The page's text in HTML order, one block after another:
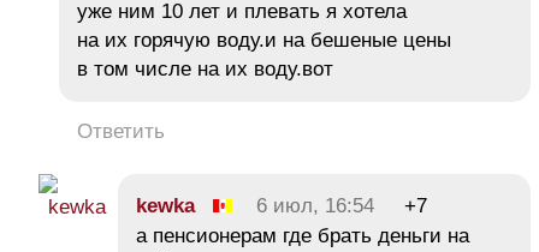
уже ним 10 лет и плевать я хотела
на их горячую воду.и на бешеные цены
в том числе на их воду.вот
Ответить
kewka 6 июл, 16:54
+7
а пенсионерам где брать деньги на